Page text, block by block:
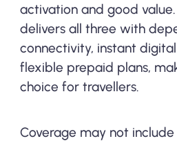
activation and good
delivers all three with
connectivity, instant
flexible prepaid plans,
choice for travellers.
Coverage may not include